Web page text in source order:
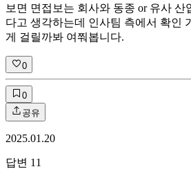
보면 면접보는 회사와 동종 or 유사 산
다고 생각하는데 인사팀 측에서 확인
게 걸릴까봐 여쭤봅니다.
0
0
공유
2025.01.20
답변 11